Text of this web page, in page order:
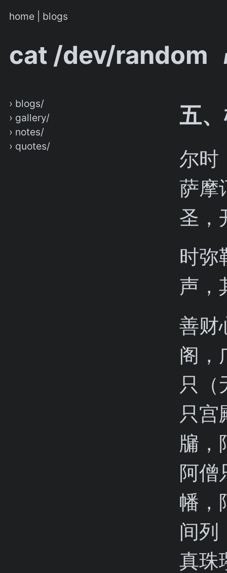
home blogs
cat /dev/random
› blogs/
› gallery/
› notes/
› quotes/
五
尔时
萨摩
圣，
时弥
声，
善财
阁，
只（
只宫
牖，
阿僧
幡，
间列
真珠